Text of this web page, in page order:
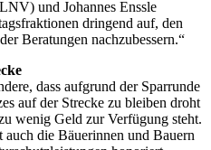
und Johannes Enssle
dringend auf, den
Beratungen nachzubessern.“
dass aufgrund der Sparrunde
auf der Strecke zu bleiben droht
wenig Geld zur Verfügung steht.
auch die Bäuerinnen und Bauern